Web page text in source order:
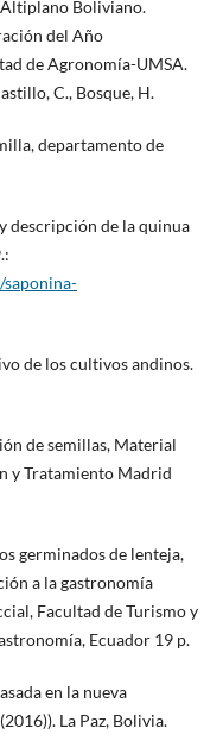
Boliviano.
del Año
de Agronomía-UMSA.
C., Bosque, H.
departamento de
descripción de la quinua
de los cultivos andinos.
de semillas, Material
y Tratamiento Madrid
germinados de lenteja,
a la gastronomía
Facultad de Turismo y
Ecuador 19 p.
en la nueva
La Paz, Bolivia.